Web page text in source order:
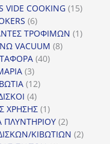
προϊόντα
VIDE COOKING 1515
66
προϊόντα
ΤΡΟΦΙΜΩΝ 11
VACUUM 88
4040
33
προϊόντα
1212
44
προϊόντα
ΧΡΗΣΗΣ 11
προϊόν
ΠΛΥΝΤΗΡΙΟΥ 22
προϊόντα
ΚΙΒΩΤΙΩΝ 22